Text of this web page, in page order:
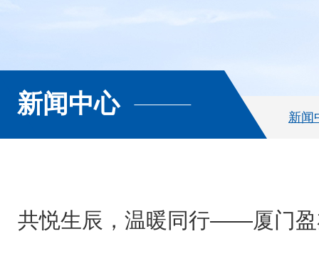
新闻中心 新闻
共悦生辰，温暖同行——厦门盈